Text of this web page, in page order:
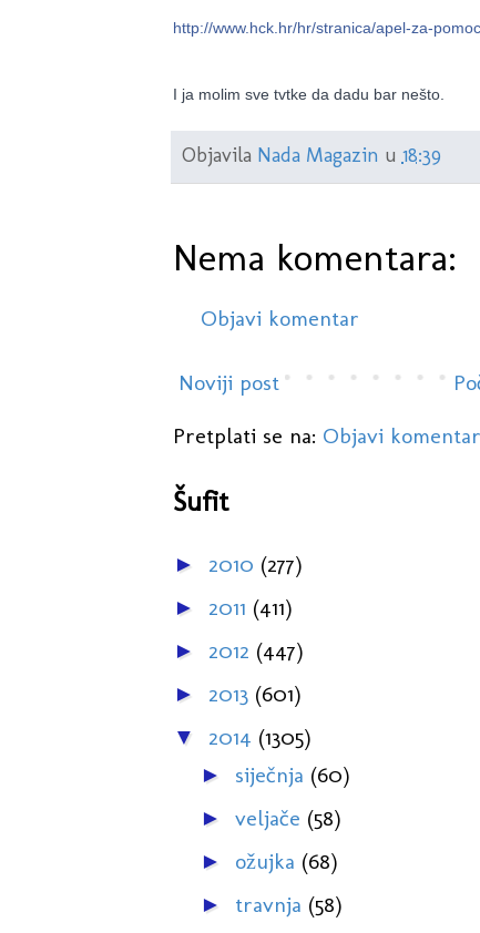
http://www.hck.hr/hr/stranica/apel-za-
I ja molim sve tvtke da dadu bar nešto.
Objavila Nada Magazin u 18:39
Nema komentara:
Objavi komentar
Noviji post
Pretplati se na: Objavi
Šufit
► 2010 (277)
► 2011 (411)
► 2012 (447)
► 2013 (601)
▼ 2014 (1305)
► siječnja (60)
► veljače (58)
► ožujka (68)
► travnja (58)